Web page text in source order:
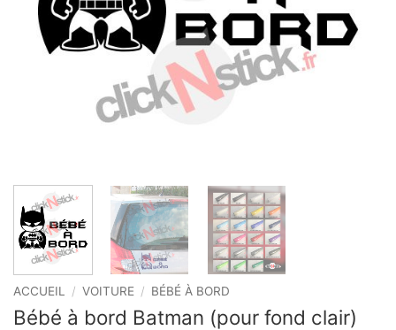
ACCUEIL / VOITURE / BÉBÉ À BORD
Bébé à bord Batman (pour fond clair)